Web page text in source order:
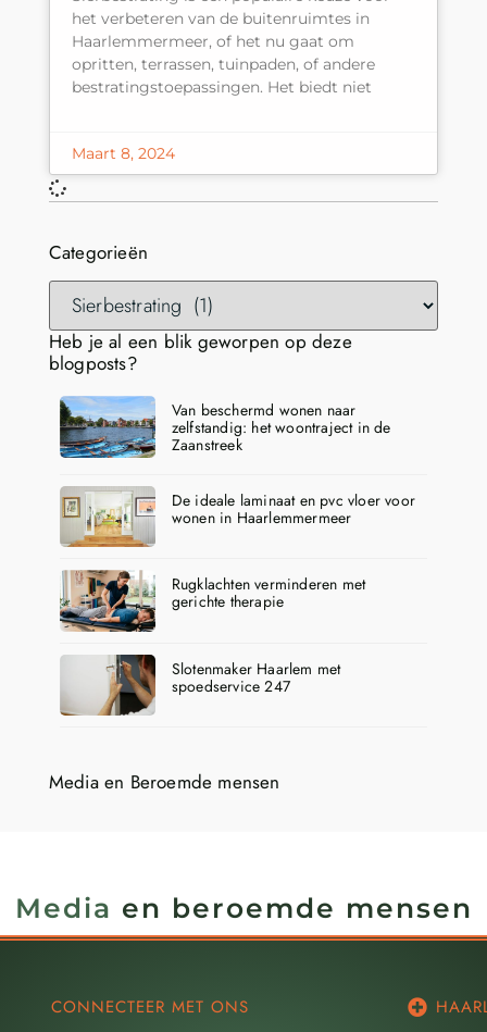
Categorieën
Heb je al een blik geworpen op deze
blogposts?
Van beschermd wonen naar
zelfstandig: het woontraject in de
Zaanstreek
De ideale laminaat en pvc vloer voor
wonen in Haarlemmermeer
Rugklachten verminderen met
gerichte therapie
Slotenmaker Haarlem met
spoedservice 247
Media en Beroemde mensen
het verbeteren van de buitenruimtes in
Haarlemmermeer, of het nu gaat om
opritten, terrassen, tuinpaden, of andere
bestratingstoepassingen. Het biedt niet
Maart 8, 2024
Media en beroemde mensen
CONNECTEER MET ONS